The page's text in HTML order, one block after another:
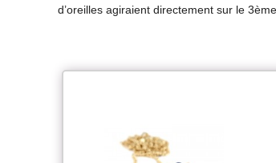
d’oreilles agiraient directement sur le